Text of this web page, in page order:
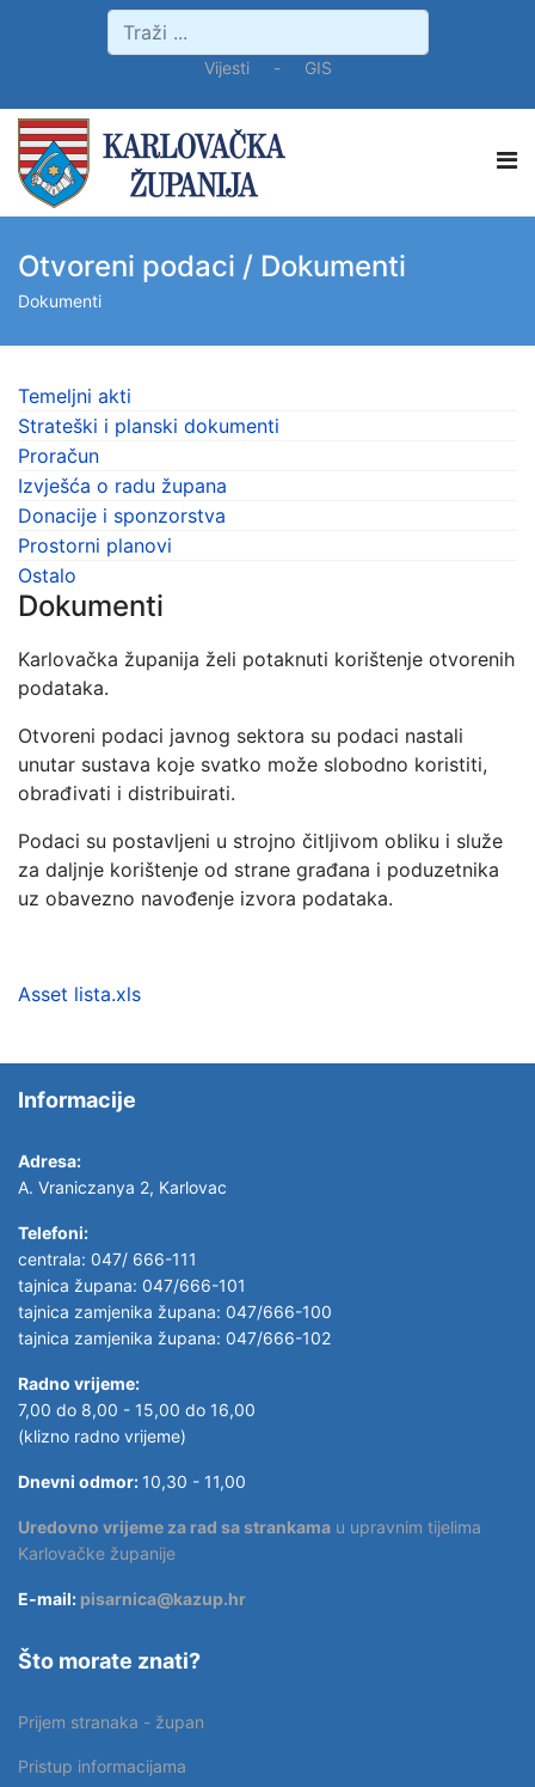
Vijesti- GIS
Otvoreni podaci / Dokumenti
Dokumenti
Temeljni akti
Strateški i planski dokumenti
Proračun
Izvješća o radu župana
Donacije i sponzorstva
Prostorni planovi
Ostalo
Dokumenti
Karlovačka županija želi potaknuti korištenje otvorenih
podataka.
Otvoreni podaci javnog sektora su podaci nastali
unutar sustava koje svatko može slobodno koristiti,
obrađivati i distribuirati.
Podaci su postavljeni u strojno čitljivom obliku i služe
za daljnje korištenje od strane građana i poduzetnika
uz obavezno navođenje izvora podataka.
Asset lista.xls
Informacije
Adresa:
A. Vraniczanya 2, Karlovac
Telefoni:
centrala: 047/ 666-111
tajnica župana: 047/666-101
tajnica zamjenika župana: 047/666-100
tajnica zamjenika župana: 047/666-102
Radno vrijeme:
7,00 do 8,00 - 15,00 do 16,00
(klizno radno vrijeme)
Dnevni odmor: 10,30 - 11,00
Uredovno vrijeme za rad sa strankama u upravnim tijelima
Karlovačke županije
E-mail: pisarnica@kazup.hr
Što morate znati?
Prijem stranaka - župan
Pristup informacijama